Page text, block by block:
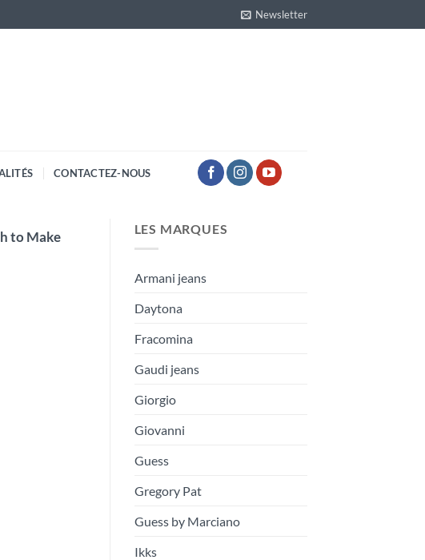
Newsletter
CONTACTEZ-NOUS
to Make
LES MARQUES
Armani jeans
Daytona
Fracomina
Gaudi jeans
Giorgio
Giovanni
Guess
Gregory Pat
Guess by Marciano
Ikks